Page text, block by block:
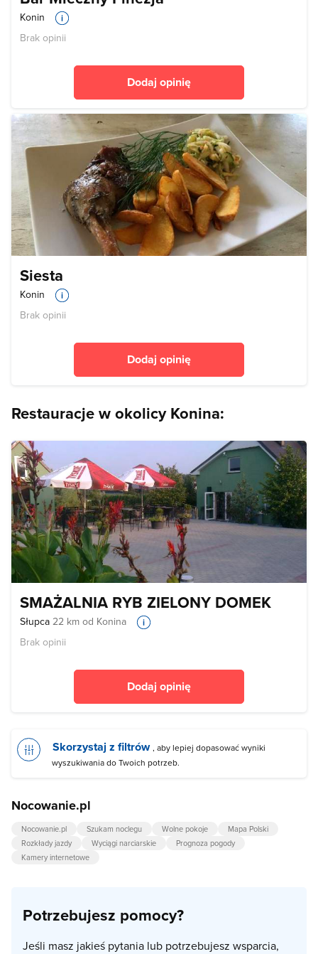
Konin
Brak opinii
Dodaj opinię
Siesta
Konin
Brak opinii
Dodaj opinię
Restauracje w okolicy Konina:
SMAŻALNIA RYB ZIELONY DOMEK
Słupca 22 km od Konina
Brak opinii
Dodaj opinię
Skorzystaj z filtrów , aby lepiej dopasować wyniki
wyszukiwania do Twoich potrzeb.
Nocowanie.pl
Nocowanie.pl Szukam noclegu Wolne pokoje
Mapa Polski
Rozkłady jazdy
Wyciągi narciarskie
Prognoza pogody
Kamery internetowe
Potrzebujesz pomocy?
Jeśli masz jakieś pytania lub potrzebujesz wsparcia,